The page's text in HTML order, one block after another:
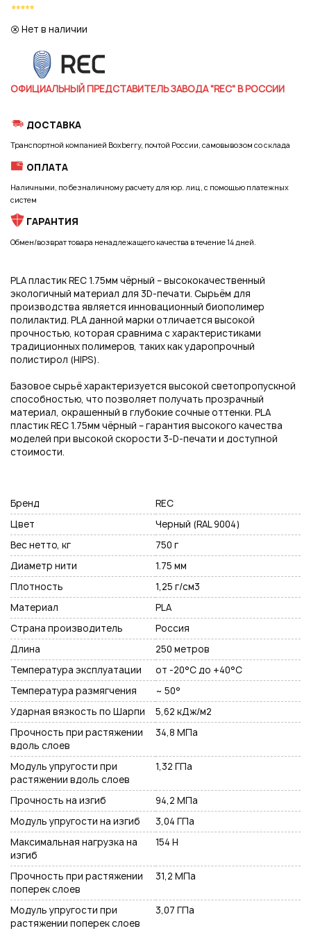
Нет в наличии
ОФИЦИАЛЬНЫЙ ПРЕДСТАВИТЕЛЬ ЗАВОДА "REC" В РОССИИ
ДОСТАВКА
Транспортной компанией Boxberry, почтой России, самовывозом со склада
ОПЛАТА
Наличными, по безналичному расчету для юр. лиц, с помощью платежных
систем
ГАРАНТИЯ
Обмен/возврат товара ненадлежащего качества в течение 14 дней.
PLA пластик REC 1.75мм чёрный – высококачественный
экологичный материал для 3D-печати. Сырьём для
производства является инновационный биополимер
полилактид. PLA данной марки отличается высокой
прочностью, которая сравнима с характеристиками
традиционных полимеров, таких как ударопрочный
полистирол (HIPS).
Базовое сырьё характеризуется высокой светопропускной
способностью, что позволяет получать прозрачный
материал, окрашенный в глубокие сочные оттенки. PLA
пластик REC 1.75мм чёрный – гарантия высокого качества
моделей при высокой скорости 3-D-печати и доступной
стоимости.
Бренд
REC
Цвет
Черный (RAL 9004)
Вес нетто, кг
750 г
Диаметр нити
1.75 мм
Плотность
1,25 г/см3
Материал
PLA
Страна производитель
Россия
Длина
250 метров
Температура эксплуатации
от -20°С до +40°С
Температура размягчения
~ 50°
Ударная вязкость по Шарпи
5,62 кДж/м2
Прочность при растяжении
вдоль слоев
34,8 МПа
Модуль упругости при
растяжении вдоль слоев
1,32 ГПа
Прочность на изгиб
94,2 МПа
Модуль упругости на изгиб
3,04 ГПа
Максимальная нагрузка на
изгиб
154 Н
Прочность при растяжении
поперек слоев
31,2 МПа
Модуль упругости при
растяжении поперек слоев
3,07 ГПа
Регистрация
Подписаться на новые возможности
Нажимая на кнопку "Отправить", вы даете согласие на обработку
персональных данных